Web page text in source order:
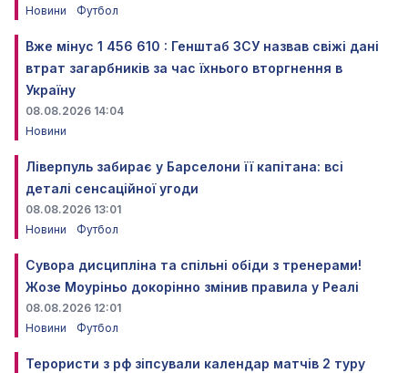
Новини
Футбол
Вже мінус 1 456 610 : Генштаб ЗСУ назвав свіжі дані
втрат загарбників за час їхнього вторгнення в
Україну
08.08.2026 14:04
Новини
Ліверпуль забирає у Барселони її капітана: всі
деталі сенсаційної угоди
08.08.2026 13:01
Новини
Футбол
Сувора дисципліна та спільні обіди з тренерами!
Жозе Моуріньо докорінно змінив правила у Реалі
08.08.2026 12:01
Новини
Футбол
Терористи з рф зіпсували календар матчів 2 туру